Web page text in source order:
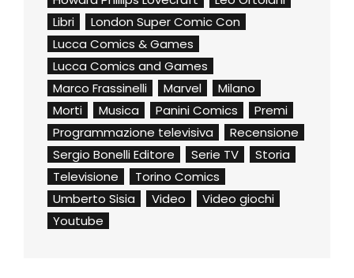
Libri
London Super Comic Con
Lucca Comics & Games
Lucca Comics and Games
Marco Frassinelli
Marvel
Milano
Morti
Musica Panini Comics
Premi
Programmazione televisiva
Recensione
Sergio Bonelli Editore
Serie TV
Storia
Televisione
Torino Comics
Umberto Sisia
Video
Video giochi
Youtube